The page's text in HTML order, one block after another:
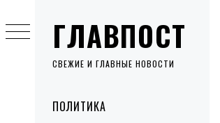
ГЛАВПОСТ
СВЕЖИЕ И ГЛАВНЫЕ НОВОСТИ
MenuПОЛИТИКА
to
content